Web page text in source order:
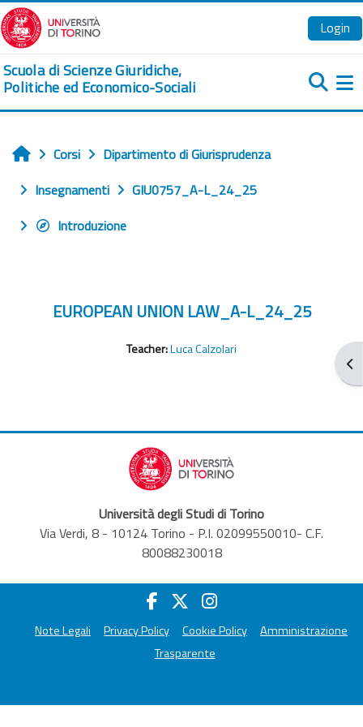
Vai al contenuto principale
Login
Scuola di Scienze Giuridiche,
Politiche ed Economico-Sociali
Home
Corsi
Dipartimento di Giurisprudenza
Insegnamenti
GIU0757_A-L_24_25
Introduzione
EUROPEAN UNION LAW_A-L_24_25
Teacher:Luca Calzolari
Università degli Studi di Torino
Via Verdi, 8 - 10124 Torino - P.I. 02099550010- C.F.
80088230018
Note Legali Privacy Policy Cookie Policy
Amministrazione
Trasparente